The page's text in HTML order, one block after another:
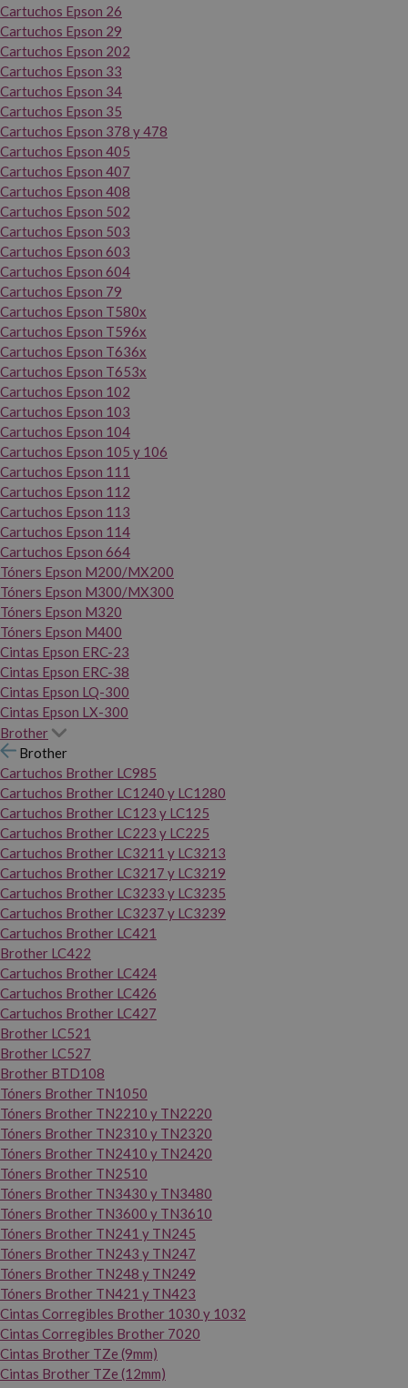
Cartuchos Epson 26
Cartuchos Epson 29
Cartuchos Epson 202
Cartuchos Epson 33
Cartuchos Epson 34
Cartuchos Epson 35
Cartuchos Epson 378 y 478
Cartuchos Epson 405
Cartuchos Epson 407
Cartuchos Epson 408
Cartuchos Epson 502
Cartuchos Epson 503
Cartuchos Epson 603
Cartuchos Epson 604
Cartuchos Epson 79
Cartuchos Epson T580x
Cartuchos Epson T596x
Cartuchos Epson T636x
Cartuchos Epson T653x
Cartuchos Epson 102
Cartuchos Epson 103
Cartuchos Epson 104
Cartuchos Epson 105 y 106
Cartuchos Epson 111
Cartuchos Epson 112
Cartuchos Epson 113
Cartuchos Epson 114
Cartuchos Epson 664
Tóners Epson M200/MX200
Tóners Epson M300/MX300
Tóners Epson M320
Tóners Epson M400
Cintas Epson ERC-23
Cintas Epson ERC-38
Cintas Epson LQ-300
Cintas Epson LX-300
Brother
Brother
Cartuchos Brother LC985
Cartuchos Brother LC1240 y LC1280
Cartuchos Brother LC123 y LC125
Cartuchos Brother LC223 y LC225
Cartuchos Brother LC3211 y LC3213
Cartuchos Brother LC3217 y LC3219
Cartuchos Brother LC3233 y LC3235
Cartuchos Brother LC3237 y LC3239
Cartuchos Brother LC421
Brother LC422
Cartuchos Brother LC424
Cartuchos Brother LC426
Cartuchos Brother LC427
Brother LC521
Brother LC527
Brother BTD108
Tóners Brother TN1050
Tóners Brother TN2210 y TN2220
Tóners Brother TN2310 y TN2320
Tóners Brother TN2410 y TN2420
Tóners Brother TN2510
Tóners Brother TN3430 y TN3480
Tóners Brother TN3600 y TN3610
Tóners Brother TN241 y TN245
Tóners Brother TN243 y TN247
Tóners Brother TN248 y TN249
Tóners Brother TN421 y TN423
Cintas Corregibles Brother 1030 y 1032
Cintas Corregibles Brother 7020
Cintas Brother TZe (9mm)
Cintas Brother TZe (12mm)